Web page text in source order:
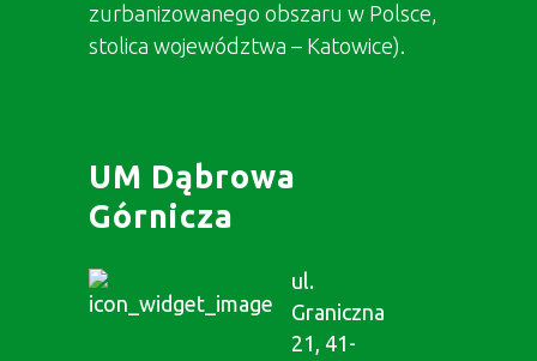
zurbanizowanego obszaru w Polsce,
stolica województwa – Katowice).
UM Dąbrowa
Górnicza
ul.
Graniczna
21, 41-